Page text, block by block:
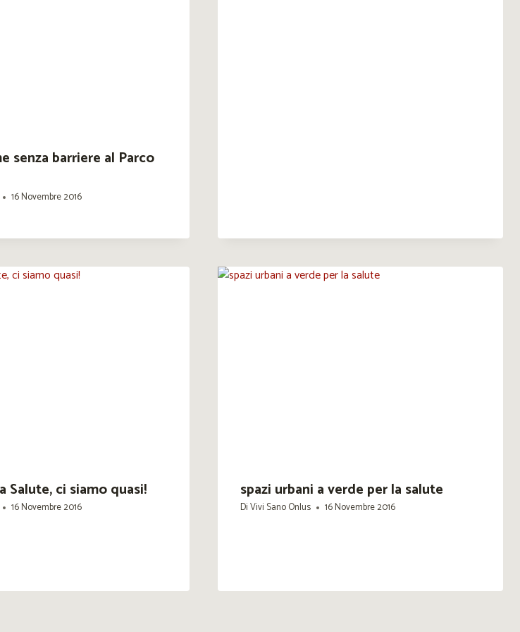
senza barriere al Parco
16 Novembre 2016
Salute, ci siamo quasi!
16 Novembre 2016
spazi urbani a verde per la salute
DiVivi Sano Onlus 16 Novembre 2016